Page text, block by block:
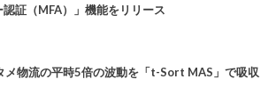
証（MFA）」機能をリリース
メ物流の平時5倍の波動を「t-Sort MAS」で吸収